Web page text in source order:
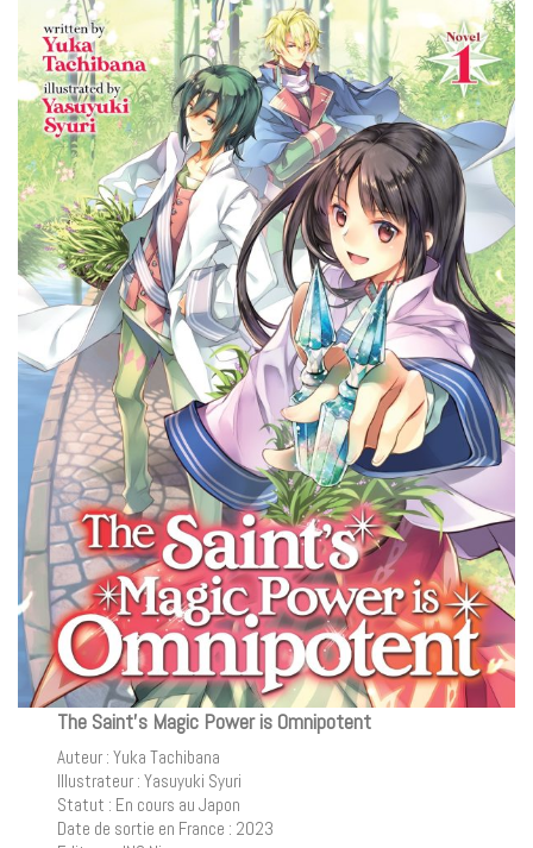
The Saint’s Magic Power is Omnipotent
Auteur : Yuka Tachibana
Illustrateur : Yasuyuki Syuri
Statut : En cours au Japon
Date de sortie en France : 2023